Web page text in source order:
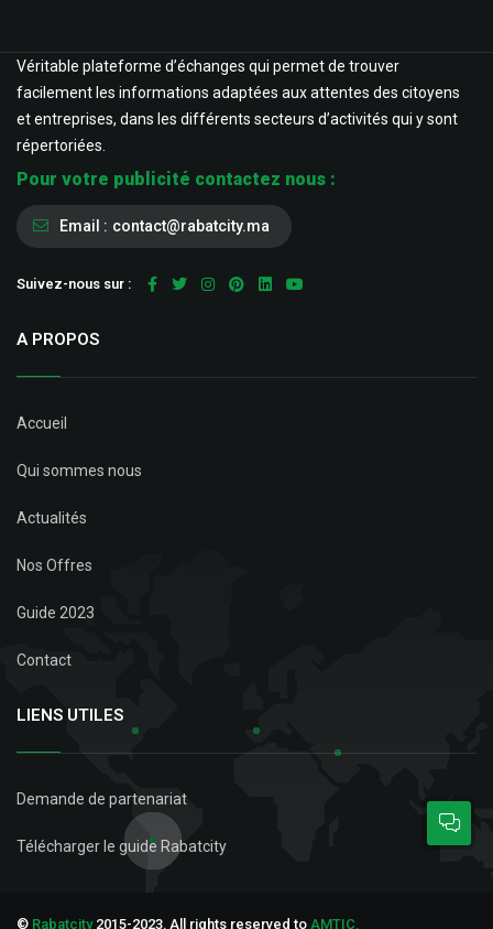
Véritable plateforme d’échanges qui permet de trouver
facilement les informations adaptées aux attentes des citoyens
et entreprises, dans les différents secteurs d’activités qui y sont
répertoriées.
Pour votre publicité contactez nous :
Email : contact@rabatcity.ma
Suivez-nous sur :
A PROPOS
Accueil
Qui sommes nous
Actualités
Nos Offres
Guide 2023
Contact
LIENS UTILES
Demande de partenariat
Télécharger le guide Rabatcity
© Rabatcity2015-2023. All rights reserved to AMTIC.